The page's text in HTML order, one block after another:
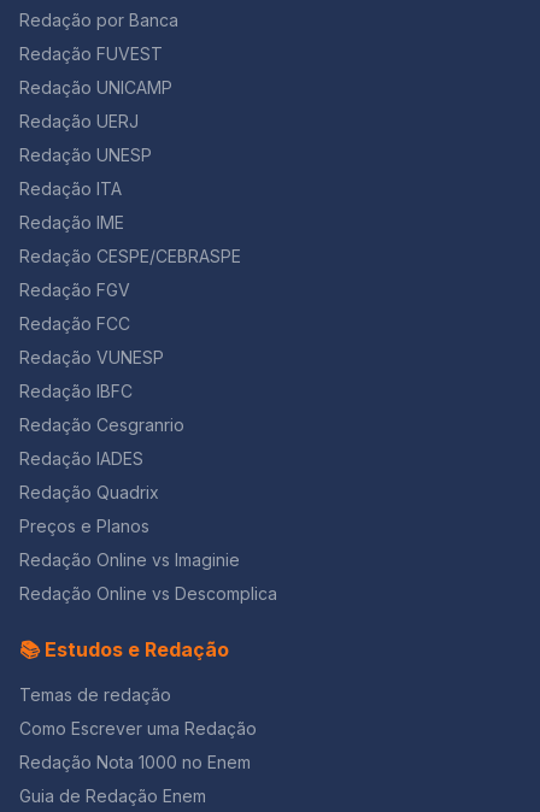
Redação por Banca
Redação FUVEST
Redação UNICAMP
Redação UERJ
Redação UNESP
Redação ITA
Redação IME
Redação CESPE/CEBRASPE
Redação FGV
Redação FCC
Redação VUNESP
Redação IBFC
Redação Cesgranrio
Redação IADES
Redação Quadrix
Preços e Planos
Redação Online vs Imaginie
Redação Online vs Descomplica
📚 Estudos e Redação
Temas de redação
Como Escrever uma Redação
Redação Nota 1000 no Enem
Guia de Redação Enem